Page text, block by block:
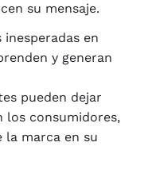
su mensaje.
inesperadas en
y generan
pueden dejar
los consumidores,
la marca en su